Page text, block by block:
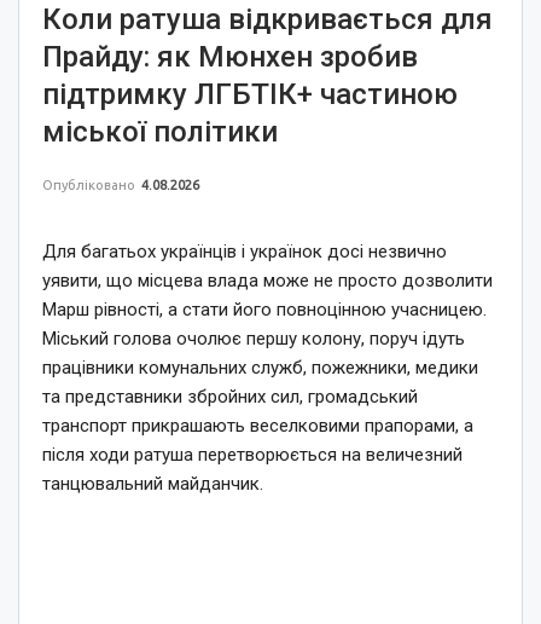
Коли ратуша відкривається для
Прайду: як Мюнхен зробив
підтримку ЛГБТІК+ частиною
міської політики
Опубліковано 4.08.2026
Для багатьох українців і українок досі незвично
уявити, що місцева влада може не просто дозволити
Марш рівності, а стати його повноцінною учасницею.
Міський голова очолює першу колону, поруч ідуть
працівники комунальних служб, пожежники, медики
та представники збройних сил, громадський
транспорт прикрашають веселковими прапорами, а
після ходи ратуша перетворюється на величезний
танцювальний майданчик.